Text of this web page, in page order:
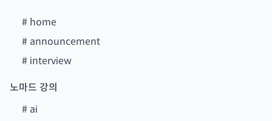
# home
# announcement
# interview
노마드 강의
# ai